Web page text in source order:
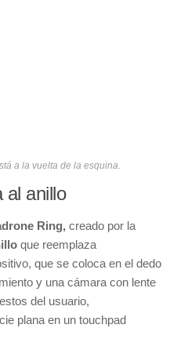
a la vuelta de la esquina.
al anillo
Ring, creado por la
que reemplaza
que se coloca en el dedo
y una cámara con lente
del usuario,
plana en un touchpad